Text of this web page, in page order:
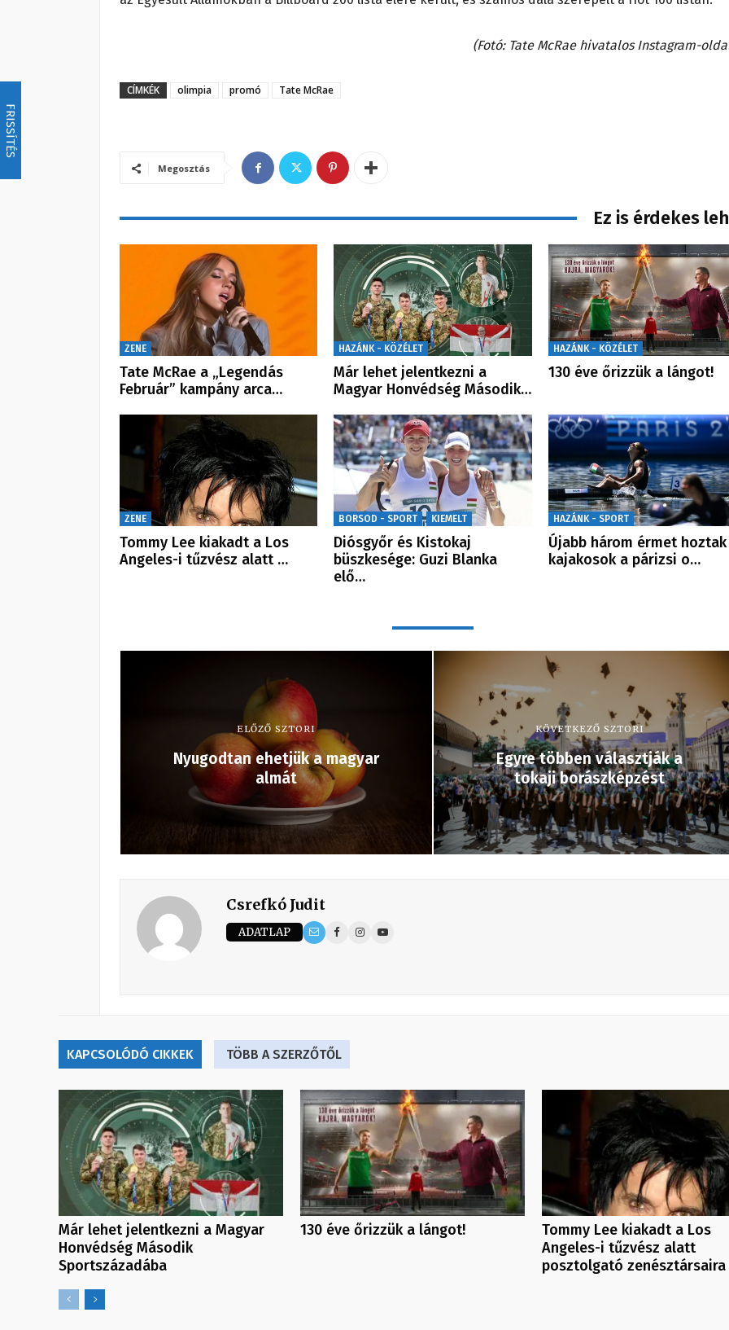
FRISSÍTÉS
(Fotó: Tate McRae hivatalos Instagram-
CÍMKÉK olimpia promó Tate McRae
Megosztás
Ez is érdekes
ZENE
Tate McRae a „Legendás
Február” kampány arca…
HAZÁNK - KÖZÉLET
Már lehet jelentkezni a
Magyar Honvédség Második…
HAZÁNK - KÖZÉLET
130 éve őrizzük a lángot!
ZENE
Tommy Lee kiakadt a Los
Angeles-i tűzvész alatt …
BORSOD - SPORT KIEMELT
Diósgyőr és Kistokaj
büszkesége: Guzi Blanka
elő…
HAZÁNK - SPORT
Újabb három érmet
kajakosok a párizsi o…
ELŐZŐ SZTORI
Nyugodtan ehetjük a magyar
almát
KÖVETKEZŐ SZTORI
Egyre többen választják a
tokaji borászképzést
Csrefkó Judit
ADATLAP
KAPCSOLÓDÓ CIKKEK TÖBB A SZERZŐTŐL
Már lehet jelentkezni a Magyar
Honvédség Második
Sportszázadába
130 éve őrizzük a lángot!
Tommy Lee kiakadt a Los
Angeles-i tűzvész alatt
posztolgató zenésztársaira